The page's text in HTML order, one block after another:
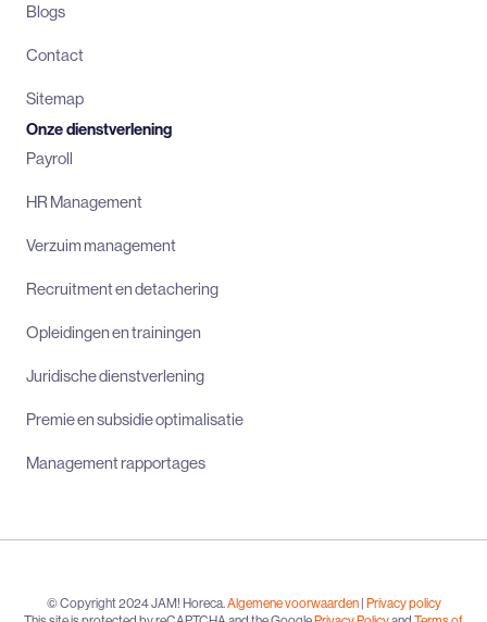
Blogs
Contact
Sitemap
Onze dienstverlening
Payroll
HR Management
Verzuim management
Recruitment en detachering
Opleidingen en trainingen
Juridische dienstverlening
Premie en subsidie optimalisatie
Management rapportages
© Copyright 2024 JAM! Horeca.Algemene voorwaarden| Privacy policy